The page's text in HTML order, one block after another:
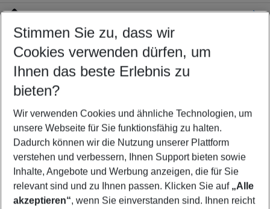
Location
Customize your offer
Find the perfect deal which suits your best
Your departure airport
Any airport
Select your date range
11/08/26–09/08/27 5-8 nights
Who will travel
2 adults No children
Show more filter
Stimmen Sie zu, dass wir
Cookies verwenden dürfen, um
Ihnen das beste Erlebnis zu
bieten?
Wir verwenden Cookies und ähnliche Technologien, um
unsere Webseite für Sie funktionsfähig zu halten.
Dadurch können wir die Nutzung unserer Plattform
verstehen und verbessern, Ihnen Support bieten sowie
Inhalte, Angebote und Werbung anzeigen, die für Sie
relevant sind und zu Ihnen passen. Klicken Sie auf „Alle
akzeptieren“, wenn Sie einverstanden sind. Ihnen reicht